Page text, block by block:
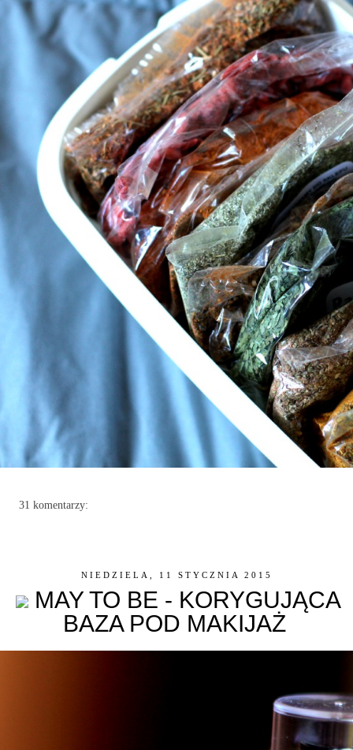
31 komentarzy:
NIEDZIELA, 11 STYCZNIA 2015
MAY TO BE - KORYGUJĄCA
BAZA POD MAKIJAŻ